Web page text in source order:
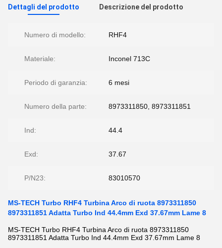
Dettagli del prodotto Descrizione del prodotto
Numero di modello: RHF4
Materiale: Inconel 713C
Periodo di garanzia: 6 mesi
Numero della parte: 8973311850, 8973311851
Ind: 44.4
Exd: 37.67
P/N23: 83010570
MS-TECH Turbo RHF4 Turbina Arco di ruota 8973311850
8973311851 Adatta Turbo Ind 44.4mm Exd 37.67mm Lame 8
MS-TECH Turbo RHF4 Turbina Arco di ruota 8973311850
8973311851 Adatta Turbo Ind 44.4mm Exd 37.67mm Lame 8